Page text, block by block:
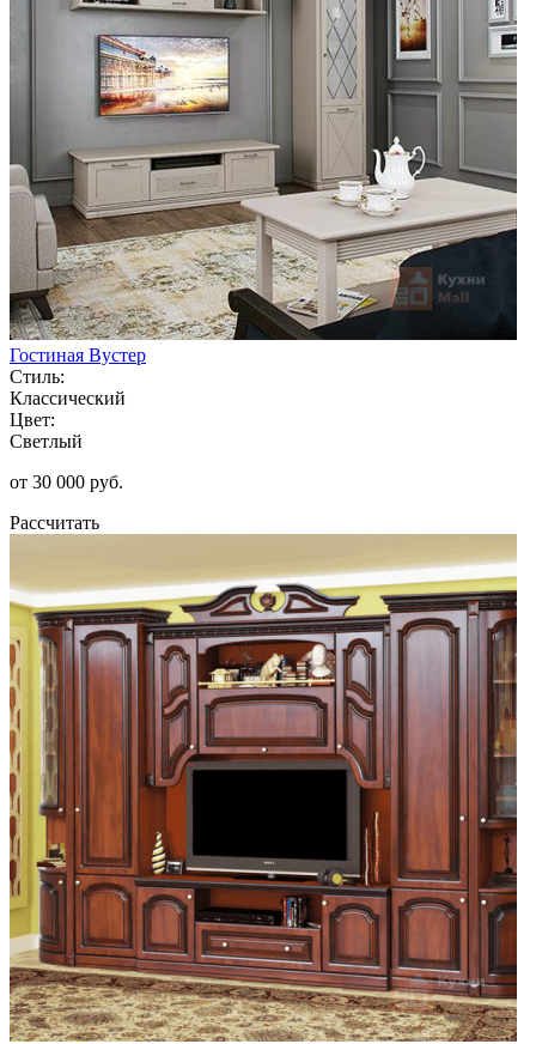
Гостиная Вустер
Стиль:
Классический
Цвет:
Светлый
от 30 000 руб.
Рассчитать